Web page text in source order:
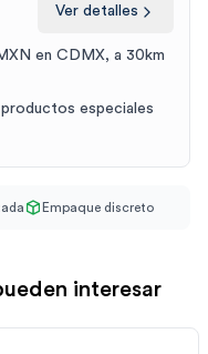
Ver detalles
en CDMX, a 30km
especiales
Empaque discreto
interesar